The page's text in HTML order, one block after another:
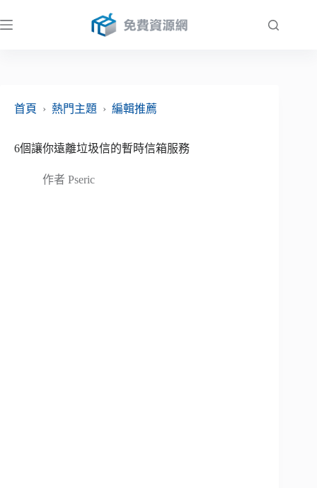
至
首頁
› 熱門主題 › 編輯推薦
6個讓你遠離垃圾信的暫時信箱服務
作者 Pseric